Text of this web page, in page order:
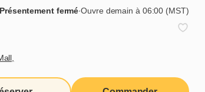
Présentement fermé∙Ouvre demain à 06:00 (MST)